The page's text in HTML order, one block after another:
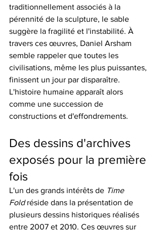
traditionnellement associés à la
pérennité de la sculpture, le sable
suggère la fragilité et l'instabilité. À
travers ces œuvres, Daniel Arsham
semble rappeler que toutes les
civilisations, même les plus puissantes,
finissent un jour par disparaître.
L'histoire humaine apparaît alors
comme une succession de
constructions et d'effondrements.
Des dessins d'archives
exposés pour la première
fois
L'un des grands intérêts de Time
Fold réside dans la présentation de
plusieurs dessins historiques réalisés
entre 2007 et 2010. Ces œuvres sur